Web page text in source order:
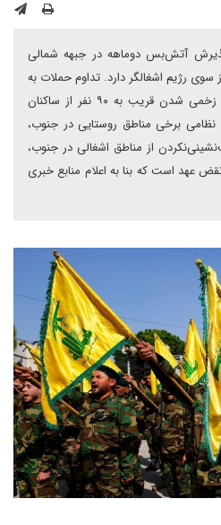
آتش‌بس دوماهه در جبهه شمالی
رژیم اشغالگر دارد. تداوم حملات به
غیرنظامیان که منجر به کشته و زخمی شدن قریب به ۹۰ نفر از ساکنان
نظامی برخی مناطق روستایی در جنوب،
از مناطق اشغالی در جنوب،
عهد است که بنا به اعلام منابع خبری